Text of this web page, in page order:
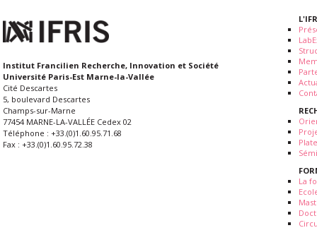
Institut Francilien Recherche, Innovation et Société
Université Paris-Est Marne-la-Vallée
Cité Descartes
5, boulevard Descartes
Champs-sur-Marne
77454 MARNE-LA-VALLÉE Cedex 02
Téléphone : +33.(0)1.60.95.71.68
Fax : +33.(0)1.60.95.72.38
La